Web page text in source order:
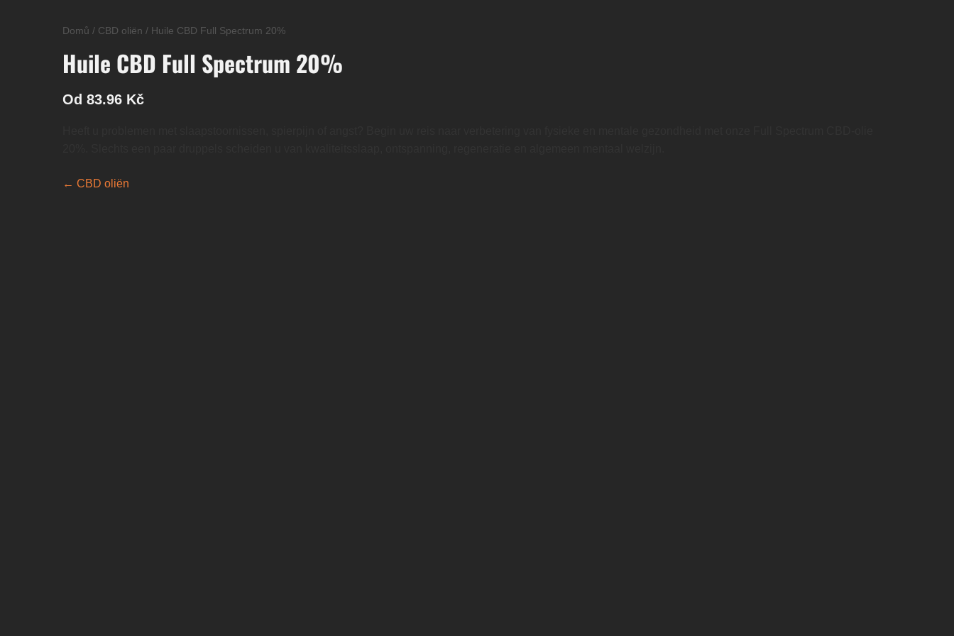
Domů / CBD oliën / Huile CBD Full Spectrum 20%
Huile CBD Full Spectrum 20%
Od 83.96 Kč
← CBD oliën